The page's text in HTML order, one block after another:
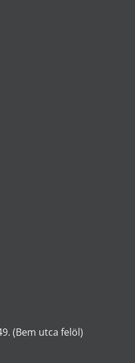
(Bem utca felöl)